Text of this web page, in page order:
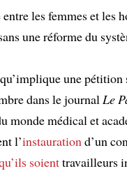
entre les femmes et les
une réforme du
une
dans le journal Le
monde médical et
l’instauration d’un
soienttravailleurs